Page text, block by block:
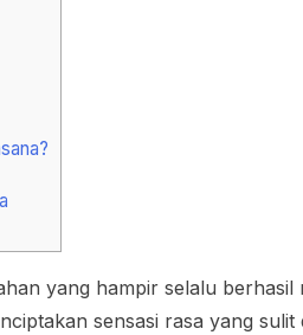
yang hampir selalu
sensasi rasa yang